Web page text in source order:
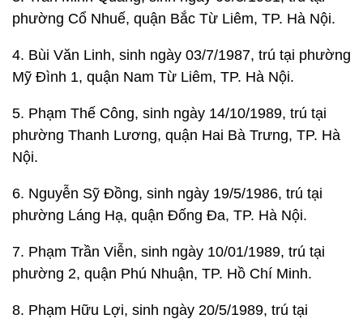
phường Cổ Nhuế, quận Bắc Từ Liêm, TP. Hà Nội.
4. Bùi Văn Linh, sinh ngày 03/7/1987, trú tại phường
Mỹ Đình 1, quận Nam Từ Liêm, TP. Hà Nội.
5. Phạm Thế Công, sinh ngày 14/10/1989, trú tại
phường Thanh Lương, quận Hai Bà Trưng, TP. Hà
Nội.
6. Nguyễn Sỹ Đồng, sinh ngày 19/5/1986, trú tại
phường Láng Hạ, quận Đống Đa, TP. Hà Nội.
7. Phạm Trần Viễn, sinh ngày 10/01/1989, trú tại
phường 2, quận Phú Nhuận, TP. Hồ Chí Minh.
8. Phạm Hữu Lợi, sinh ngày 20/5/1989, trú tại